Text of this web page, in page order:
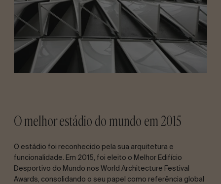
O melhor estádio do mundo em 2015
O estádio foi reconhecido pela sua arquitetura e
funcionalidade. Em 2015, foi eleito o Melhor Edifício
Desportivo do Mundo nos World Architecture Festival
Awards, consolidando o seu papel como referência global